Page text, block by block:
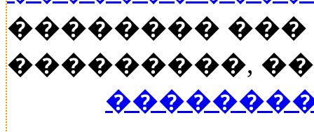
��������
���������,